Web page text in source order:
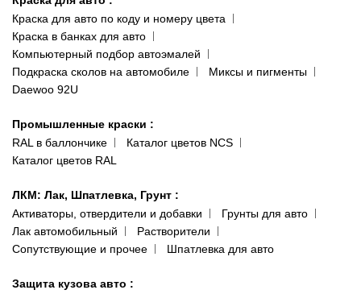
093 611-39-23
(ориентир: Интайм №40)
Одесса
пр-т Акад. Глушко, 29
066 554-97-70
Сотрудничество
Наши публикации
Публичная оферта
Политика конфиденциальности
Краска для авто по коду и номеру цвета
Краска в банках для авто
Компьютерный подбор автоэмалей
Подкраска сколов на автомобиле
Миксы и пигменты
Daewoo 92U
Промышленные краски :
RAL в баллончике
Каталог цветов NCS
Каталог цветов RAL
ЛКМ: Лак, Шпатлевка, Грунт :
Активаторы, отвердители и добавки
Грунты для авто
Лак автомобильный
Растворители
Сопутствующие и прочее
Шпатлевка для авто
Защита кузова авто :